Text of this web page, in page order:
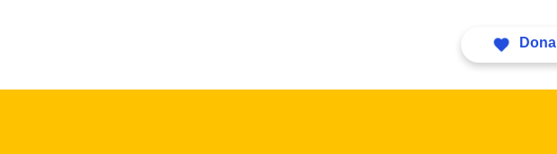
Dona